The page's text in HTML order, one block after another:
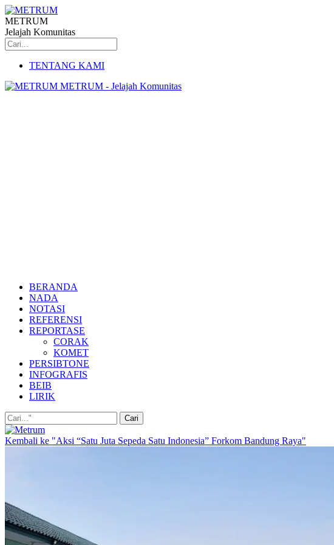
METRUM
Jelajah Komunitas
TENTANG KAMI
METRUM - Jelajah Komunitas
BERANDA
NADA
NOTASI
REFERENSI
REPORTASE
CORAK
KOMET
PERSIBTONE
INFOGRAFIS
BEIB
LIRIK
Kembali ke "Aksi “Satu Juta Sepeda Satu Indonesia” Forkom Bandung Raya"